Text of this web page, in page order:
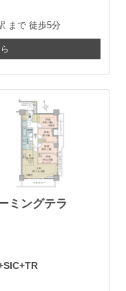
まで 徒歩5分
ミングテラ